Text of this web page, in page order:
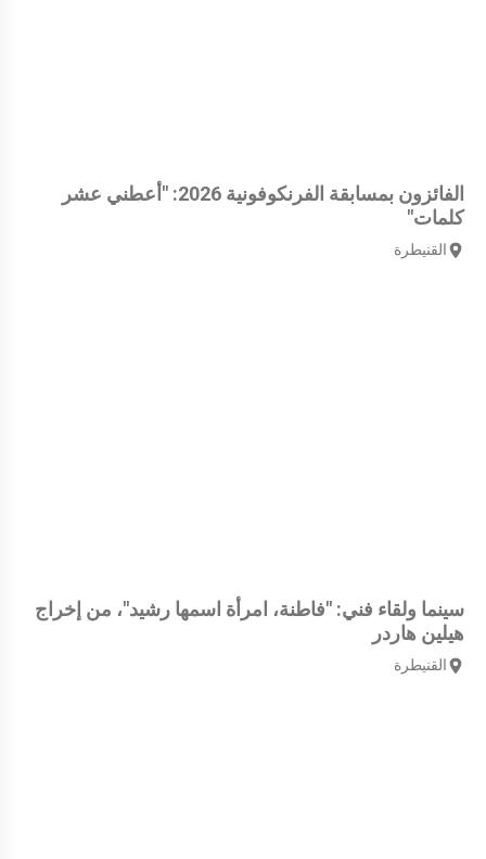
الفائزون بمسابقة الفرنكوفونية 2026: "أعطني عشر
كلمات"
القنيطرة
سينما ولقاء فني: "فاطنة، امرأة اسمها رشيد"، من إخراج
هيلين هاردر
القنيطرة